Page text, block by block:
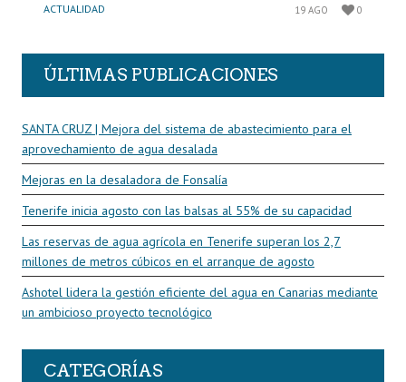
ACTUALIDAD 19 AGO 0
ÚLTIMAS PUBLICACIONES
SANTA CRUZ | Mejora del sistema de abastecimiento para el
aprovechamiento de agua desalada
Mejoras en la desaladora de Fonsalía
Tenerife inicia agosto con las balsas al 55% de su capacidad
Las reservas de agua agrícola en Tenerife superan los 2,7
millones de metros cúbicos en el arranque de agosto
Ashotel lidera la gestión eficiente del agua en Canarias mediante
un ambicioso proyecto tecnológico
CATEGORÍAS